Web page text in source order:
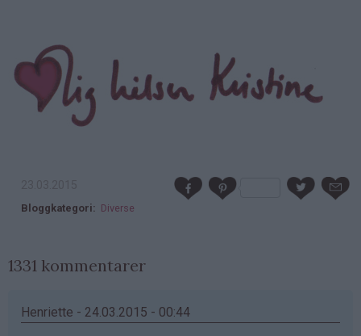
Bloggkategori Diverse
1331 kommentarer
Henriette - 24.03.2015 - 00:44